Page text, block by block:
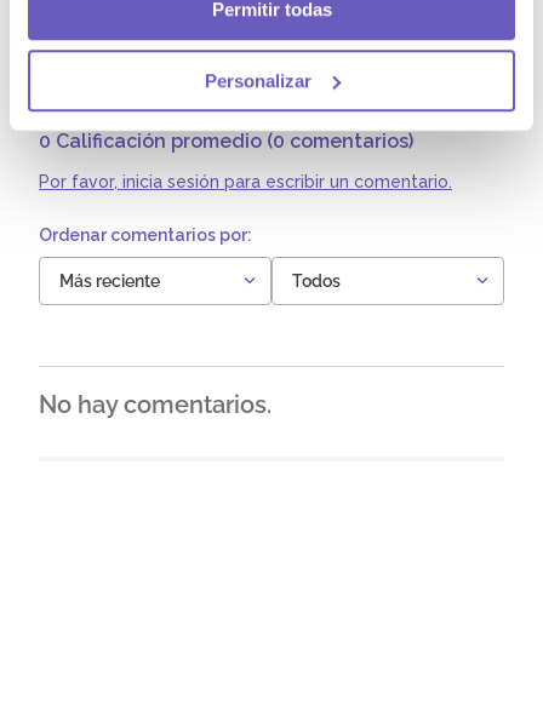
Permitir todas
Personalizar
0 Calificación promedio (0 comentarios)
Por favor, inicia sesión para escribir un comentario.
Más reciente Todos
No hay comentarios.